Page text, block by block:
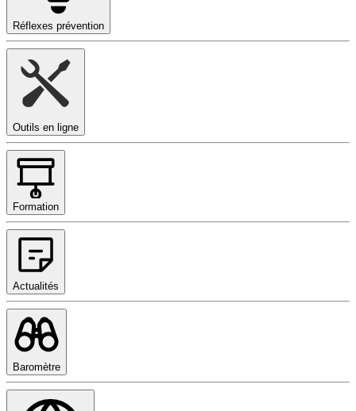
Réflexes prévention
Outils en ligne
Formation
Actualités
Baromètre